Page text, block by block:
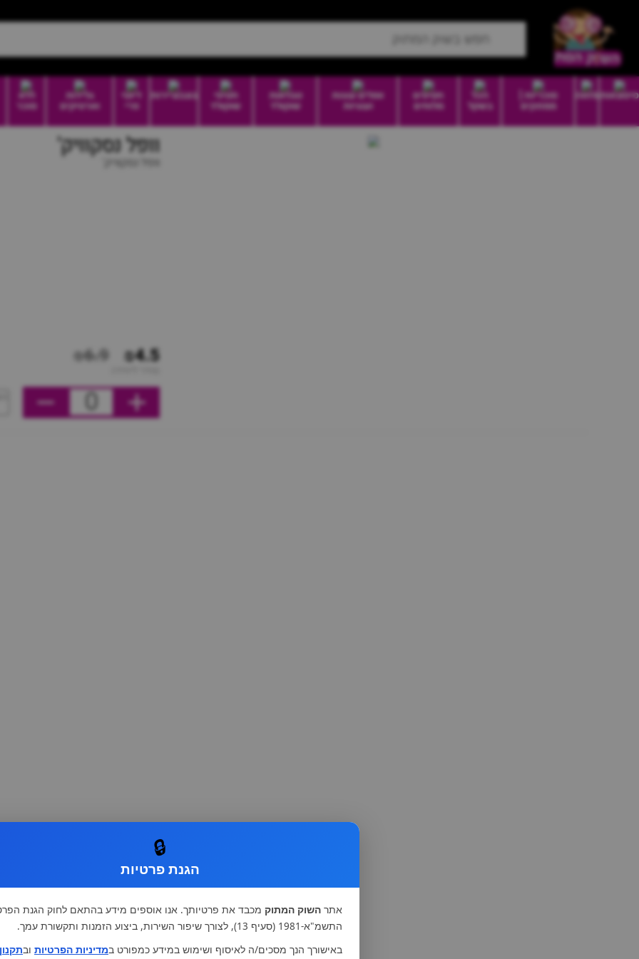
סיטונאותמזווה
סוכריות |
ממתקים
הכל
בשקל
חטיפים
מלוחים
וופלים עוגות
ועוגיות
טבלאות
שוקולד
חטיפי
שוקולד
בונבוניירות
דיוטי
פרי
גלידות
וארטיקים
ללא
סוכר
וופל נסקוויק'
וופל נסקוויק'
₪4.5
₪6.9
0
🔒
הגנת פרטיות
אתר השוק המתוק מכבד את פרטיותך. אנו אוספים מידע בהתאם לחוק הגנת
התשמ"א-1981 (סעיף 13), לצורך שיפור השירות, ביצוע הזמנות ותקשורת עמך.
באישורך הנך מסכים/ה לאיסוף ושימוש במידע כמפורט במדיניות הפרטיות ובתקנון